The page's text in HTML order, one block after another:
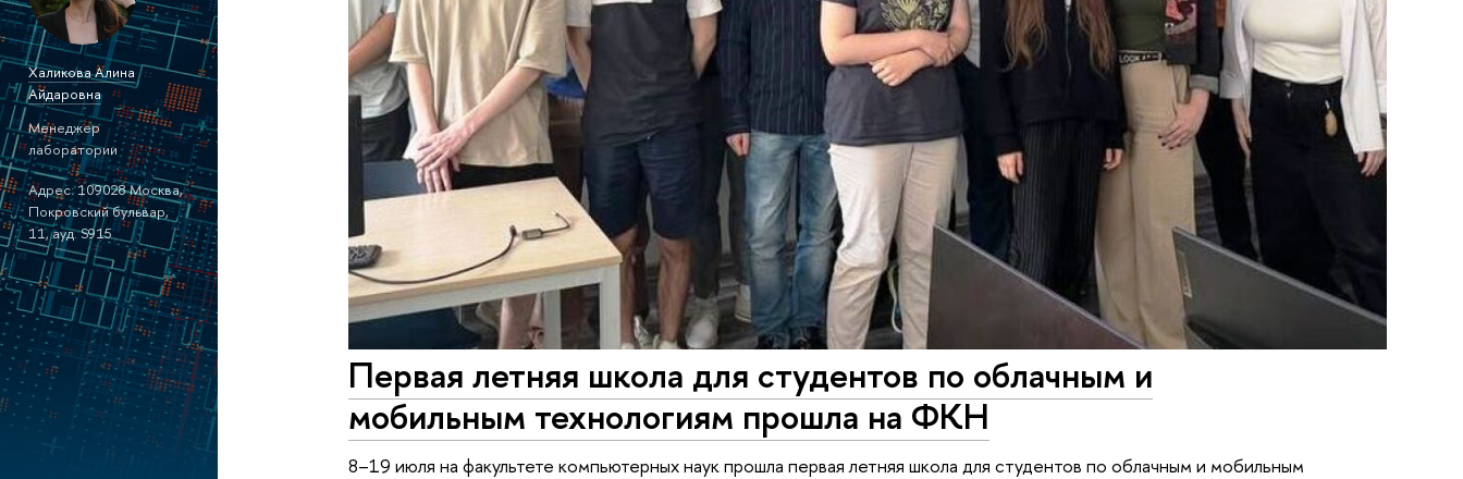
Халикова Алина
Айдаровна
Менеджер
лаборатории
Адрес: 109028 Москва,
Покровский бульвар,
11, ауд. S915
Первая летняя школа для студентов по облачным и
мобильным технологиям прошла на ФКН
8–19 июля на факультете компьютерных наук прошла первая летняя школа для студентов по облачным и мобильным